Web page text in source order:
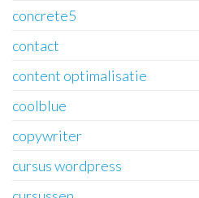
concrete5
contact
content optimalisatie
coolblue
copywriter
cursus wordpress